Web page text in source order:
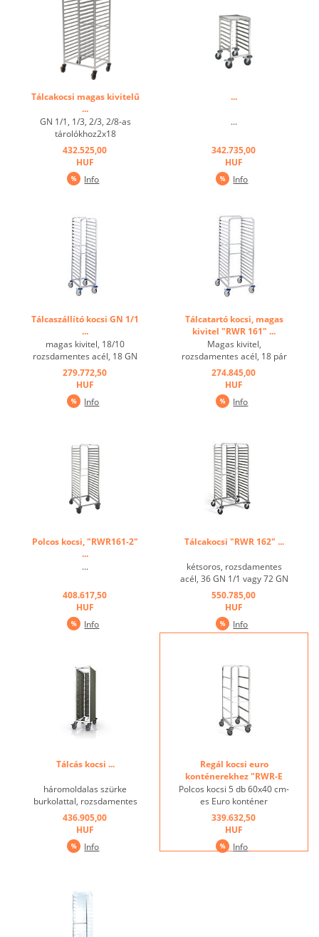
Tálcakocsi magas kivitelű
...
GN 1/1, 1/3, 2/3, 2/8-as
tárolókhoz2x18
sínosztássalSínek közötti
osztás: 7,3 cm 2 bolygó 2
fékezhető kerékkel, kerék
átmérő: 12,5 cm ...
432.525,00
HUF
Info
...
...
342.735,00
HUF
Info
Tálcaszállító kocsi GN 1/1
...
magas kivitel, 18/10
rozsdamentes acél, 18 GN
1/1 vagy 36 GN 1/2
tálcához, 4 műanyag forgó
görgő Ø 125 mm, ebből 2
fékes ...
279.772,50
HUF
Info
Tálcatartó kocsi, magas
kivitel "RWR 161" ...
Magas kivitel,
rozsdamentes acél, 18 pár
tartósín, 16 becsúsztatható
sín, 18 GN 2/1 vagy 36 GN
1/1, horganyzott kerekek, 4
forgatható görgő, ebből 2
274.845,00
HUF
Info
Polcos kocsi, "RWR161-2"
...
...
408.617,50
HUF
Info
Tálcakocsi "RWR 162" ...
kétsoros, rozsdamentes
acél, 36 GN 1/1 vagy 72 GN
1/2 tálca, 4 x ø 125 mm-s
lengő kerék, 2 fékezhető,
műanyag görgőkkel ...
550.785,00
HUF
Info
Tálcás kocsi ...
háromoldalas szürke
burkolattal, rozsdamentes
acél, 10 GN 1/1 tálcához A
termék burkolata különböző
színekben kapható és
szállítható. Hívjon minket,
436.905,00
HUF
Info
Regál kocsi euro
konténerekhez "RWR-E
6x4" ...
Polcos kocsi 5 db 60x40 cm-
es Euro konténer
szállítására, tartópárok: 5
pár, tartótávolság 245 mm,
műanyag kerekek ø 125
mm, 4 forgatható görgő,
339.632,50
HUF
Info